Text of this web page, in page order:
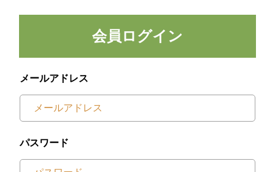
会員ログイン
メールアドレス
パスワード